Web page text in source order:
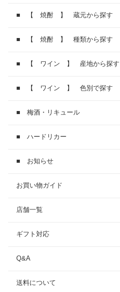
■ 【 焼酎 】 蔵元から探す
■ 【 焼酎 】 種類から探す
■ 【 ワイン 】 産地から探す
■ 【 ワイン 】 色別で探す
■ 梅酒・リキュール
■ ハードリカー
■ お知らせ
お買い物ガイド
店舗一覧
ギフト対応
Q&A
送料について